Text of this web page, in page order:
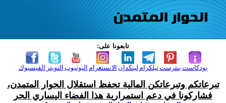
تابعونا على:
الفيسبوك التويتر اليوتيوب الانستغرام لينكدإن تيلكرامبنترست بودكاست
تبرعاتكم وتبرعاتكن المالية تحفظ استقلال الحوار المتمدن،
فشاركونا في دعم استمرارية هذا الفضاء اليساري الحر